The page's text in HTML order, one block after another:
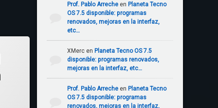
Ceibal alerta por falla en en notebooks Acrab: se recalientan y hasta pueden
Prof. Pablo Arrecheen Planeta Tecno
OS 7.5 disponible: programas
renovados, mejoras en la interfaz,
etc…
XMercen Planeta Tecno OS 7.5
disponible: programas renovados,
mejoras en la interfaz, etc…
Prof. Pablo Arrecheen Planeta Tecno
OS 7.5 disponible: programas
renovados, mejoras en la interfaz,